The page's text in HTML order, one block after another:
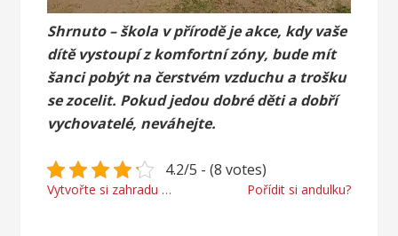
Shrnuto – škola v přírodě je akce, kdy vaše
dítě vystoupí z komfortní zóny, bude mít
šanci pobýt na čerstvém vzduchu a trošku
se zocelit. Pokud jedou dobré děti a dobří
vychovatelé, neváhejte.
4.2/5 - (8 votes)
Navigace
Vytvořte si zahradu podle svých představ Pořídit si andulku?